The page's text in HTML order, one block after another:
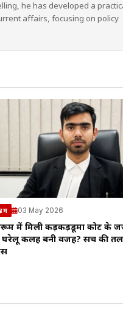
he has developed a
affairs, focusing on policy
03 May 2026
में मिली कड़कड़डूमा कोर्ट के
घरेलू कलह बनी वजह? सच की